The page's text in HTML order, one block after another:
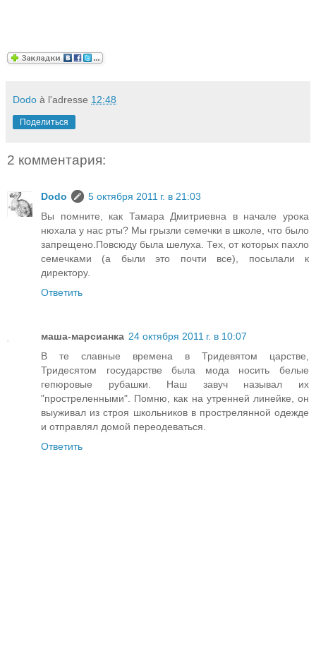
Dodo à l'adresse 12:48
Поделиться
2 комментария:
Dodo
5 октября 2011 г. в 21:03
Вы помните, как Тамара Дмитриевна в начале урока
нюхала у нас рты? Мы грызли семечки в школе, что было
запрещено.Повсюду была шелуха. Тех, от которых пахло
семечками (а были это почти все), посылали к
директору.
Ответить
маша-марсианка 24 октября 2011 г. в 10:07
В те славные времена в Тридевятом царстве,
Тридесятом государстве была мода носить белые
гепюровые рубашки. Наш завуч называл их
"простреленными". Помню, как на утренней линейке, он
выуживал из строя школьников в прострелянной одежде
и отправлял домой переодеваться.
Ответить